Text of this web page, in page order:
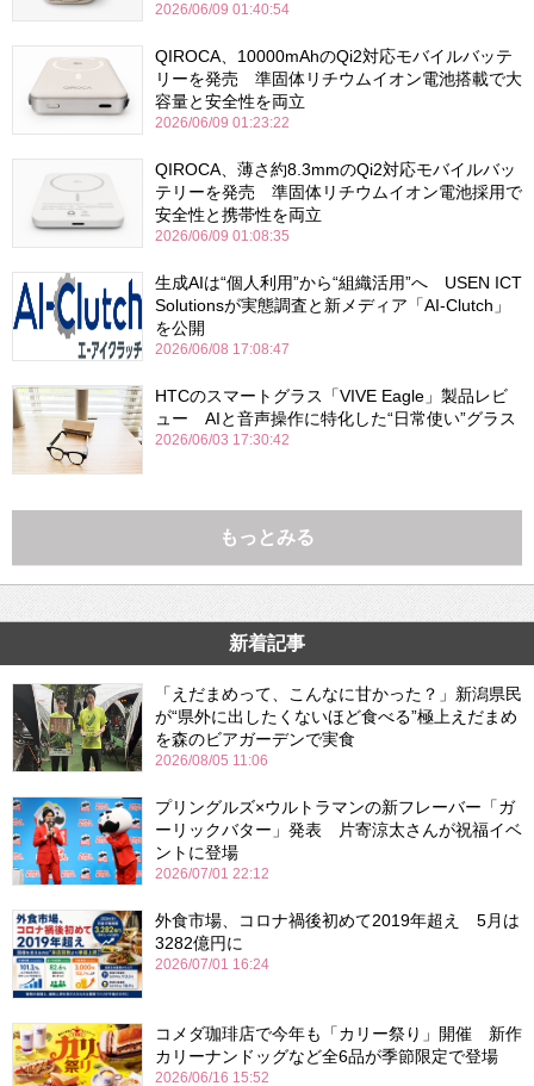
2026/06/09 01:40:54
QIROCA、10000mAhのQi2対応モバイルバッテ
リーを発売 準固体リチウムイオン電池搭載で大
容量と安全性を両立
2026/06/09 01:23:22
QIROCA、薄さ約8.3mmのQi2対応モバイルバッ
テリーを発売 準固体リチウムイオン電池採用で
安全性と携帯性を両立
2026/06/09 01:08:35
生成AIは“個人利用”から“組織活用”へ USEN ICT
Solutionsが実態調査と新メディア「AI-Clutch」
を公開
2026/06/08 17:08:47
HTCのスマートグラス「VIVE Eagle」製品レビ
ュー AIと音声操作に特化した“日常使い”グラス
2026/06/03 17:30:42
もっとみる
新着記事
「えだまめって、こんなに甘かった？」新潟県民
が“県外に出したくないほど食べる”極上えだまめ
を森のビアガーデンで実食
2026/08/05 11:06
プリングルズ×ウルトラマンの新フレーバー「ガ
ーリックバター」発表 片寄涼太さんが祝福イベ
ントに登場
2026/07/01 22:12
外食市場、コロナ禍後初めて2019年超え 5月は
3282億円に
2026/07/01 16:24
コメダ珈琲店で今年も「カリー祭り」開催 新作
カリーナンドッグなど全6品が季節限定で登場
2026/06/16 15:52